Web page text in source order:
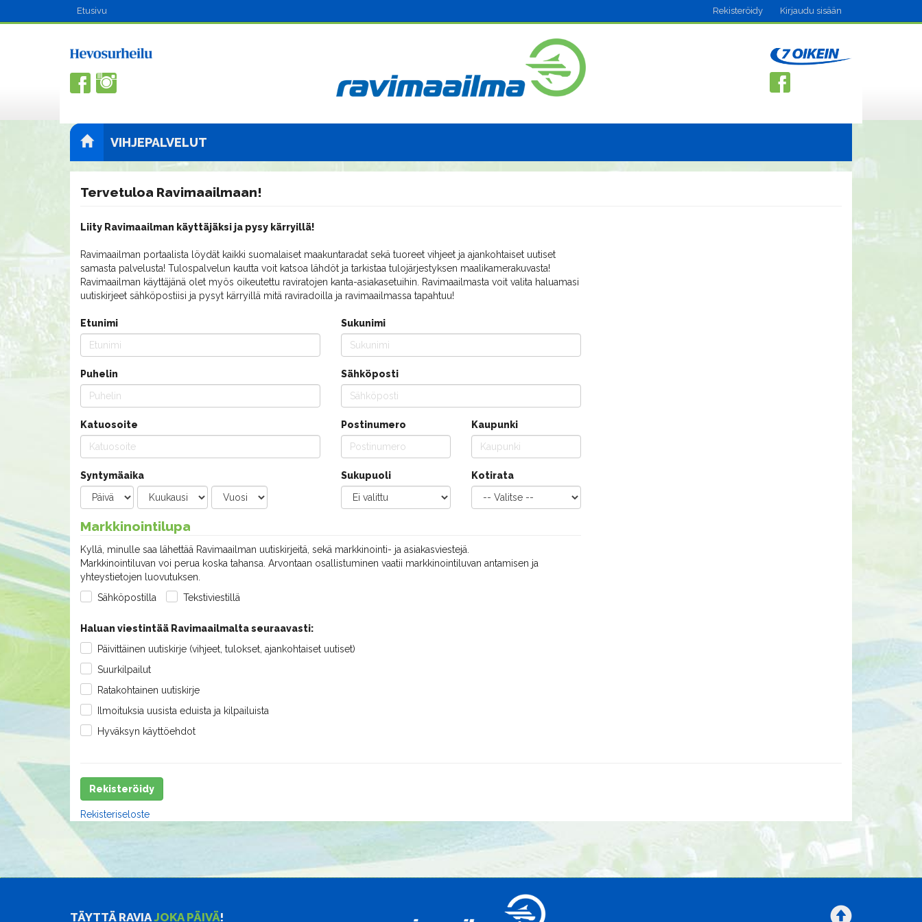
Etusivu Rekisteröidy Kirjaudu sisään
VIHJEPALVELUT
Tervetuloa Ravimaailmaan!
Liity Ravimaailman käyttäjäksi ja pysy kärryillä!
Ravimaailman portaalista löydät kaikki suomalaiset maakuntaradat sekä tuoreet vihjeet ja ajankohtaiset uutiset
samasta palvelusta! Tulospalvelun kautta voit katsoa lähdöt ja tarkistaa tulojärjestyksen maalikamerakuvasta!
Ravimaailman käyttäjänä olet myös oikeutettu raviratojen kanta-asiakasetuihin. Ravimaailmasta voit valita haluamasi
uutiskirjeet sähköpostiisi ja pysyt kärryillä mitä raviradoilla ja ravimaailmassa tapahtuu!
Etunimi Sukunimi
Puhelin Sähköposti
Katuosoite Postinumero Kaupunki
Syntymäaika Sukupuoli Kotirata
Markkinointilupa
Kyllä, minulle saa lähettää Ravimaailman uutiskirjeitä, sekä markkinointi- ja asiakasviestejä.
Markkinointiluvan voi perua koska tahansa. Arvontaan osallistuminen vaatii markkinointiluvan antamisen ja
yhteystietojen luovutuksen.
Sähköpostilla
Tekstiviestillä
Haluan viestintää Ravimaailmalta seuraavasti:
Päivittäinen uutiskirje (vihjeet, tulokset, ajankohtaiset uutiset)
Suurkilpailut
Ratakohtainen uutiskirje
Ilmoituksia uusista eduista ja kilpailuista
Hyväksyn käyttöehdot
Rekisteröidy
Rekisteriseloste
TÄYTTÄ RAVIAJOKA PÄIVÄ!